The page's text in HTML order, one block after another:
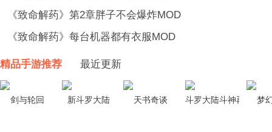
《致命解药》第2章胖子不会爆炸MOD
《致命解药》每台机器都有衣服MOD
精品手游推荐 最近更新
剑与轮回 新斗罗大陆 天书奇谈 斗罗大陆斗神再临 梦